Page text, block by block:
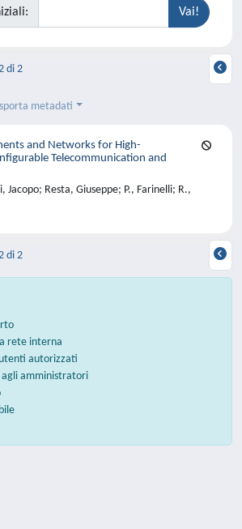
di 2
metadati
and Networks for High-
Telecommunication and
Jacopo; Resta, Giuseppe; P., Farinelli; R.,
di 2
rete interna
autorizzati
agli amministratori